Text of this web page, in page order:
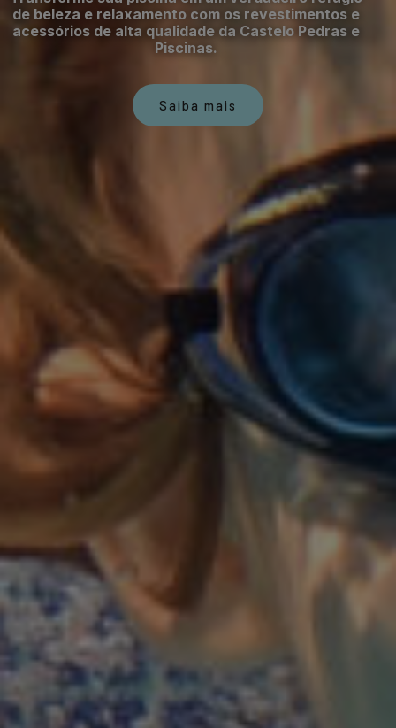
de beleza e relaxamento com os revestimentos e
acessórios de alta qualidade da Castelo Pedras e
Piscinas.
Saiba mais